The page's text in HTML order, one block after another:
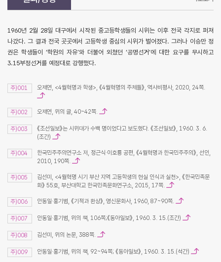
1960년 2월 28일 대구에서 시작된 중고등학생들의 시위는 이후 전국 각지로 퍼져
나갔다. 그 결과 전국 곳곳에서 고등학생 중심의 시위가 벌어졌다. 그러나 이승만 정
권은 학생들이 ‘학원의 자유’와 더불어 외쳤던 ‘공명선거’에 대한 요구를 무시하고
3.15부정선거를 예정대로 강행했다.
주)001 오제연, <4월혁명과 학생>, 《4월혁명의 주체들》, 역사비평사, 2020, 24쪽.
주)002 오제연, 위의 글, 40~42쪽.
주)003
《조선일보》는 시위대가 수백 명이었다고 보도했다. 《조선일보》, 1960. 3. 6.
(조간)
주)004
한국민주주의연구소 저, 정근식·이호룡 공편, 《4월혁명과 한국민주주의》, 선인,
2010, 190쪽.
주)005
김선미, <4월혁명 시기 부산 지역 고등학생의 현실 인식과 실천>, 《한국민족문
화》 55호, 부산대학교 한국민족문화연구소, 2015, 17쪽.
주)006 안동일·홍기범, 《기적과 환상》, 영신문화사, 1960, 87~90쪽.
주)007 안동일·홍기범, 위의 책, 106쪽;《동아일보》, 1960. 3. 15.(조간)
주)008 김선미, 위의 논문, 388쪽.
주)009 안동일·홍기범, 위의 책, 92~94쪽; 《동아일보》, 1960. 3. 15.(석간)